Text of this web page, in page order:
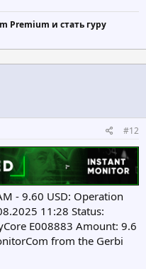
Premium и стать гуру
#12
- 9.60 USD: Operation
11:28 Status:
E008883 Amount: 9.6
from the Gerbi